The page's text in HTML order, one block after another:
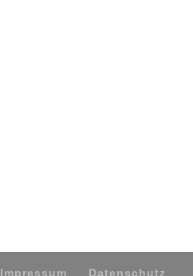
Impressum Datenschutz